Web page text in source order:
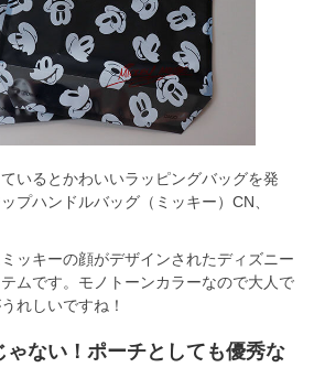
いるとかわいいラッピングバッグを発
プハンドルバッグ（ミッキー）CN、
ッキーの顔がデザインされたディズニー
ムです。モノトーンカラーなので大人で
れしいですね！
ゃない！ポーチとしても優秀な